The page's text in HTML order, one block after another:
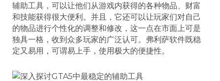
辅助工具，可以让他们从游戏内获得的各种物品、财富
和技能获得很大便利。并且，它还可以让玩家们对自己
的物品进行个性化的调整和修改，这一点在市面上可是
独具一格，收到众多玩家的广泛认可。弗利萨软件既稳
定又易用，可谓易上手，使用极大的便捷性。